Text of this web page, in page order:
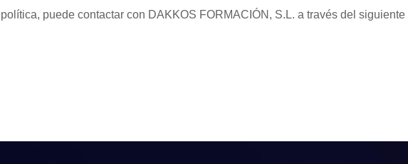
puede contactar con DAKKOS FORMACIÓN, S.L. a través del